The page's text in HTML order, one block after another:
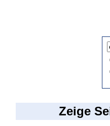
Zeige